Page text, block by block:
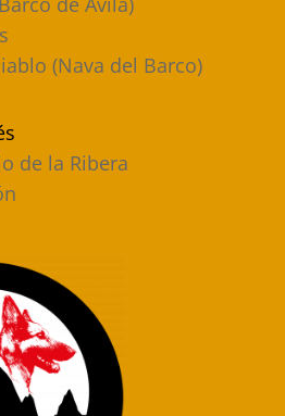
(Nava del Barco)
de la Ribera